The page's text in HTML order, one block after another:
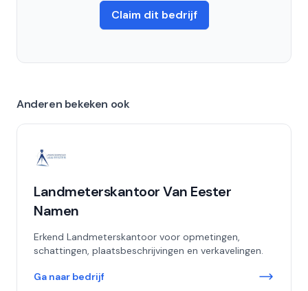
Claim dit bedrijf
Anderen bekeken ook
Landmeterskantoor Van Eester
Namen
Erkend Landmeterskantoor voor opmetingen,
schattingen, plaatsbeschrijvingen en verkavelingen.
Ga naar bedrijf